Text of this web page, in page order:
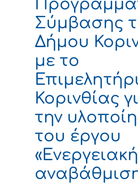
Σύμβασης
Δήμου
με το
Κορινθίας
την
του έργου
«Ενεργειακή